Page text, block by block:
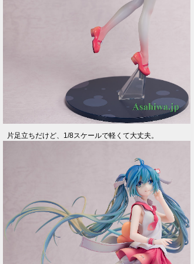
片足立ちだけど、1/8スケールで軽くて大丈夫。